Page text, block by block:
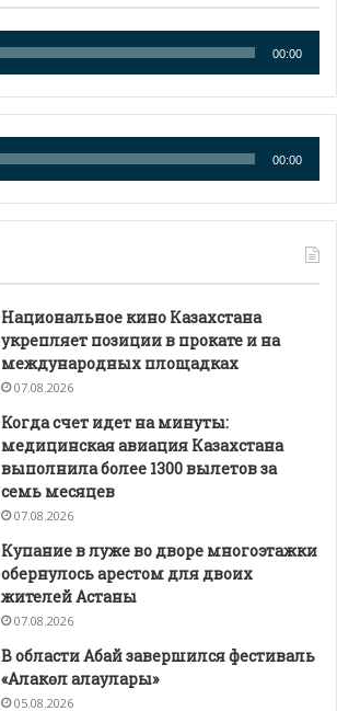
00:00
00:00
Национальное кино Казахстана
укрепляет позиции в прокате и на
международных площадках
07.08.2026
Когда счет идет на минуты:
медицинская авиация Казахстана
выполнила более 1300 вылетов за
семь месяцев
07.08.2026
Купание в луже во дворе многоэтажки
обернулось арестом для двоих
жителей Астаны
07.08.2026
В области Абай завершился фестиваль
«Алакөл алаулары»
05.08.2026